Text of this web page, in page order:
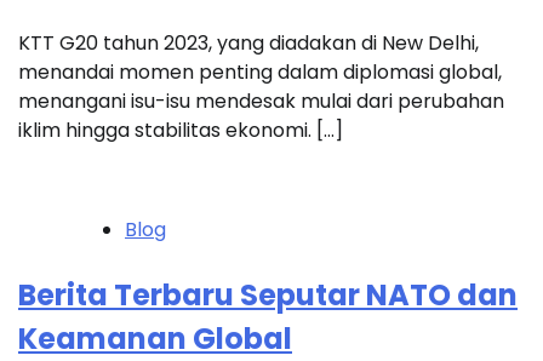
KTT G20 tahun 2023, yang diadakan di New Delhi,
menandai momen penting dalam diplomasi global,
menangani isu-isu mendesak mulai dari perubahan
iklim hingga stabilitas ekonomi. […]
Blog
Berita Terbaru Seputar NATO dan
Keamanan Global